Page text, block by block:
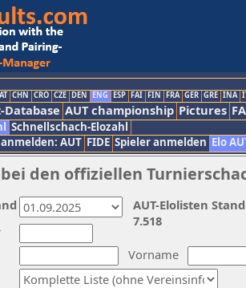
CHN CRO CZE DEN ENG ESP FAI FIN FRA GER GRE INA
AUT championship Pictures
Schnellschach-Elozahl
AUT FIDE Spieler anmelden Elo
den offiziellen
Vorname
AUT-Elolisten
7.518